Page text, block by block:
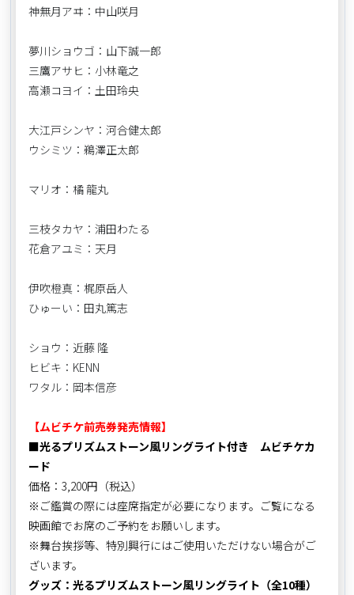
神無月アヰ：中山咲月
夢川ショウゴ：山下誠一郎
三鷹アサヒ：小林竜之
高瀬コヨイ：土田玲央
大江戸シンヤ：河合健太郎
ウシミツ：鵜澤正太郎
マリオ：橘 龍丸
三枝タカヤ：浦田わたる
花倉アユミ：天月
伊吹橙真：梶原岳人
ひゅーい：田丸篤志
ショウ：近藤 隆
ヒビキ：KENN
ワタル：岡本信彦
【ムビチケ前売券発売情報】
■光るプリズムストーン風リングライト付き ムビチケカ
ード
価格：3,200円（税込）
※ご鑑賞の際には座席指定が必要になります。ご覧になる
映画館でお席のご予約をお願いします。
※舞台挨拶等、特別興行にはご使用いただけない場合がご
ざいます。
グッズ：光るプリズムストーン風リングライト（全10種）